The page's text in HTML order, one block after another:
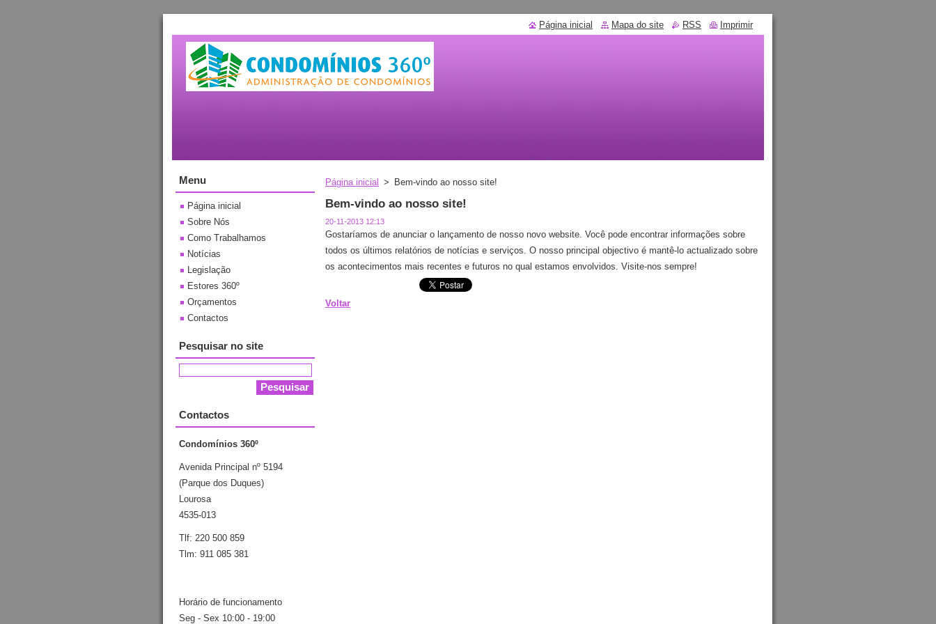
Página inicial > Bem-vindo ao nosso site!
Bem-vindo ao nosso site!
20-11-2013 12:13
Gostaríamos de anunciar o lançamento de nosso novo website. Você pode encontrar informações sobre
todos os últimos relatórios de notícias e serviços. O nosso principal objectivo é mantê-lo actualizado sobre
os acontecimentos mais recentes e futuros no qual estamos envolvidos. Visite-nos sempre!
Voltar
Menu
Página inicial
Sobre Nós
Como Trabalhamos
Notícias
Legislação
Estores 360º
Orçamentos
Contactos
Pesquisar no site
Contactos
Condomínios 360º
Avenida Principal nº 5194
(Parque dos Duques)
Lourosa
4535-013
Tlf: 220 500 859
Tlm: 911 085 381
Horário de funcionamento
Seg - Sex 10:00 - 19:00
Página inicial Mapa do site RSS Imprimir